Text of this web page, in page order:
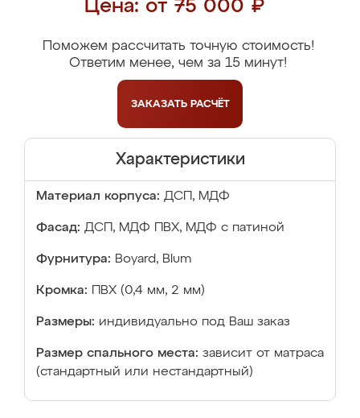
Цена: от 75 000 ₽
Поможем рассчитать точную стоимость!
Ответим менее, чем за 15 минут!
ЗАКАЗАТЬ РАСЧЁТ
Характеристики
Материал корпуса: ДСП, МДФ
Фасад: ДСП, МДФ ПВХ, МДФ с патиной
Фурнитура: Boyard, Blum
Кромка: ПВХ (0,4 мм, 2 мм)
Размеры: индивидуально под Ваш заказ
Размер спального места: зависит от матраса
(стандартный или нестандартный)